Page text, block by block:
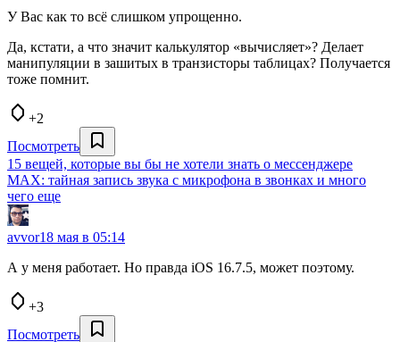
У Вас как то всё слишком упрощенно.
Да, кстати, а что значит калькулятор «вычисляет»? Делает
манипуляции в зашитых в транзисторы таблицах? Получается
тоже помнит.
+2
Посмотреть
15 вещей, которые вы бы не хотели знать о мессенджере
MAX: тайная запись звука с микрофона в звонках и много
чего еще
avvor18 мая в 05:14
А у меня работает. Но правда iOS 16.7.5, может поэтому.
+3
Посмотреть